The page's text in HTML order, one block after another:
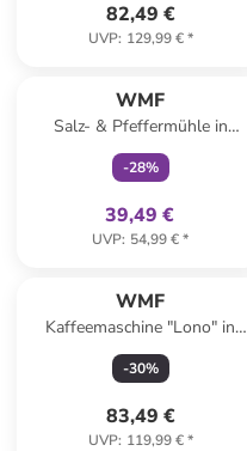
82,49 €
UVP: 129,99 €*
WMF
Salz- & Pfeffermühle in
Schwarz - (H)42,3 x Ø 8,2 cm
-28%
39,49 €
UVP: 54,99 €*
WMF
Kaffeemaschine "Lono" in
Silber/ Schwarz - 1,25 l
-30%
83,49 €
UVP: 119,99 €*